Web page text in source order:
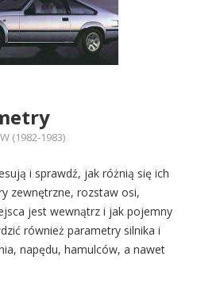
(1982-1983)
i sprawdź, jak różnią się ich
zewnętrzne, rozstaw osi,
jest wewnątrz i jak pojemny
również parametry silnika i
napędu, hamulców, a nawet